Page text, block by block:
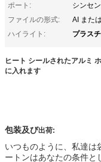
ポート:
シンセン
ファイルの形式:
AI また
ハイライト:
プラス
ヒート シールされたアルミ
に入れます
包装及び出荷:
いつものように、私達は
ートンはあなたの条件と